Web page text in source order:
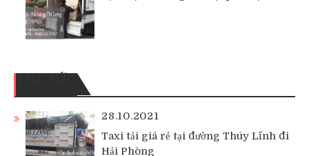
TIN TỨC
28.10.2021
Taxi tải giá rẻ tại đường Thúy Lĩnh đi
Hải Phòng